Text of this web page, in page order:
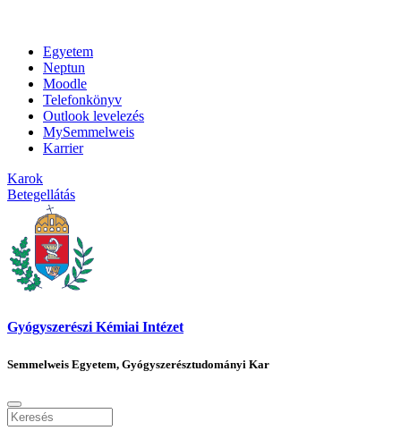
Egyetem
Neptun
Moodle
Telefonkönyv
Outlook levelezés
MySemmelweis
Karrier
Karok
Betegellátás
Gyógyszerészi Kémiai Intézet
Semmelweis Egyetem, Gyógyszerésztudományi Kar